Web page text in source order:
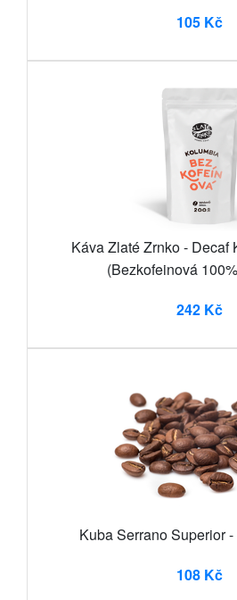
105 Kč
Káva Zlaté Zrnko - Decaf
(Bezkofeinová
242 Kč
Kuba Serrano Superior
108 Kč